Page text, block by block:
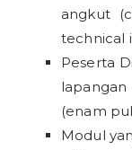
angkut
technical
Peserta
(enam
Modul